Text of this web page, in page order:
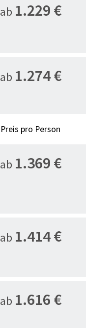
ab 1.229 €
ab 1.274 €
Preis pro Person
ab 1.369 €
ab 1.414 €
ab 1.616 €